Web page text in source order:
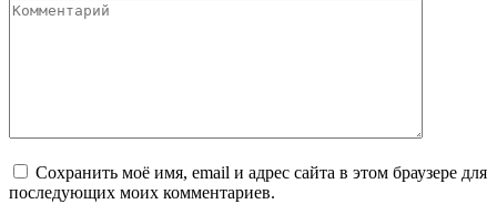
Сохранить моё имя, email и адрес сайта в этом браузере для
последующих моих комментариев.